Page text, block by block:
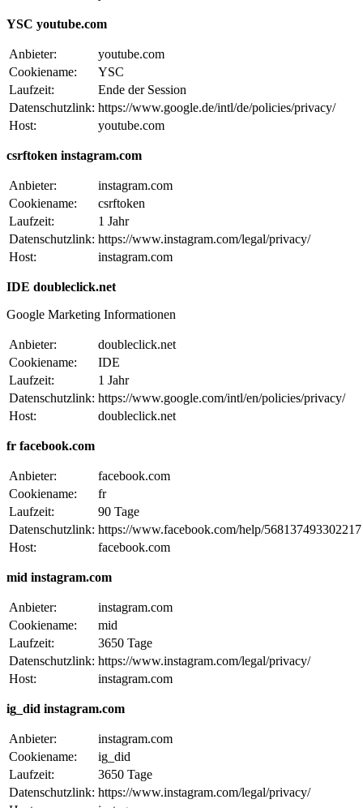
YSC youtube.com
Anbieter:
youtube.com
Cookiename:
YSC
Laufzeit:
Ende der Session
Datenschutzlink: https://www.google.de/intl/de/policies/privacy/
Host:
youtube.com
csrftoken instagram.com
Anbieter:
instagram.com
Cookiename:
csrftoken
Laufzeit:
1 Jahr
Datenschutzlink: https://www.instagram.com/legal/privacy/
Host:
instagram.com
IDE doubleclick.net
Google Marketing Informationen
Anbieter:
doubleclick.net
Cookiename:
IDE
Laufzeit:
1 Jahr
Datenschutzlink: https://www.google.com/intl/en/policies/privacy/
Host:
doubleclick.net
fr facebook.com
Anbieter:
facebook.com
Cookiename:
fr
Laufzeit:
90 Tage
Datenschutzlink: https://www.facebook.com/help/568137493302217
Host:
facebook.com
mid instagram.com
Anbieter:
instagram.com
Cookiename:
mid
Laufzeit:
3650 Tage
Datenschutzlink: https://www.instagram.com/legal/privacy/
Host:
instagram.com
ig_did instagram.com
Anbieter:
instagram.com
Cookiename:
ig_did
Laufzeit:
3650 Tage
Datenschutzlink: https://www.instagram.com/legal/privacy/